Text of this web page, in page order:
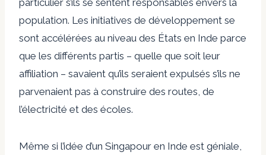
population. Les initiatives de développement se
sont accélérées au niveau des États en Inde parce
que les différents partis – quelle que soit leur
affiliation – savaient qu’ils seraient expulsés s’ils ne
parvenaient pas à construire des routes, de
l’électricité et des écoles.
Même si l’idée d’un Singapour en Inde est géniale,